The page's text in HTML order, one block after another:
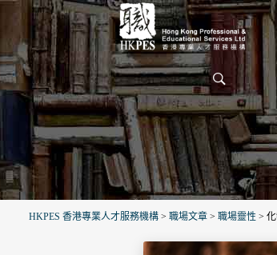
HKPES 香港專業人才服務機構 > 職場文章 > 職場靈性 >